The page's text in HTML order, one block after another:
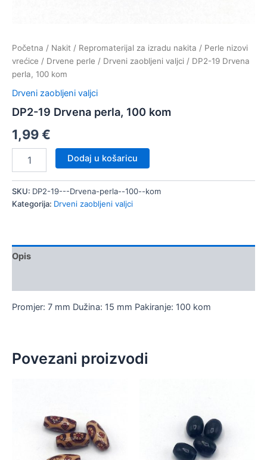
Početna / Nakit / Repromaterijal za izradu nakita / Perle nizovi
vrećice / Drvene perle / Drveni zaobljeni valjci / DP2-19 Drvena
perla, 100 kom
Drveni zaobljeni valjci
DP2-19 Drvena perla, 100 kom
1,99€
perla,
100
Dodaj u košaricu
SKU: DP2-19---Drvena-perla--100--kom
Kategorija: Drveni zaobljeni valjci
Opis
Promjer: 7 mm Dužina: 15 mm Pakiranje: 100 kom
Povezani proizvodi